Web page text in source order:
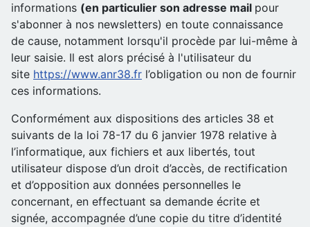
informations (en particulier son adresse mail pour
s'abonner à nos newsletters) en toute connaissance
de cause, notamment lorsqu'il procède par lui-même à
leur saisie. Il est alors précisé à l'utilisateur du
site https://www.anr38.fr l’obligation ou non de fournir
ces informations.
Conformément aux dispositions des articles 38 et
suivants de la loi 78-17 du 6 janvier 1978 relative à
l’informatique, aux fichiers et aux libertés, tout
utilisateur dispose d’un droit d’accès, de rectification
et d’opposition aux données personnelles le
concernant, en effectuant sa demande écrite et
signée, accompagnée d’une copie du titre d’identité